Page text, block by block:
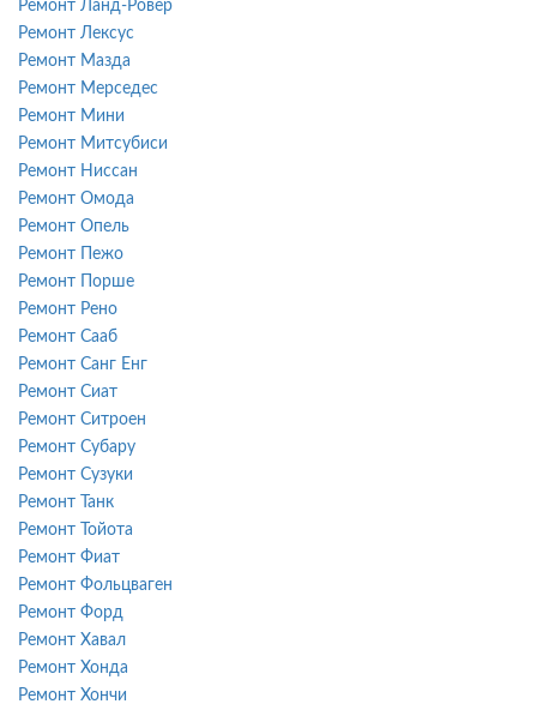
Ремонт Ланд-Ровер
Ремонт Лексус
Ремонт Мазда
Ремонт Мерседес
Ремонт Мини
Ремонт Митсубиси
Ремонт Ниссан
Ремонт Омода
Ремонт Опель
Ремонт Пежо
Ремонт Порше
Ремонт Рено
Ремонт Сааб
Ремонт Санг Енг
Ремонт Сиат
Ремонт Ситроен
Ремонт Субару
Ремонт Сузуки
Ремонт Танк
Ремонт Тойота
Ремонт Фиат
Ремонт Фольцваген
Ремонт Форд
Ремонт Хавал
Ремонт Хонда
Ремонт Хончи